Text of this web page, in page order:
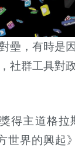
壘，有時是
社群工具對
得主道格拉
世界的興起